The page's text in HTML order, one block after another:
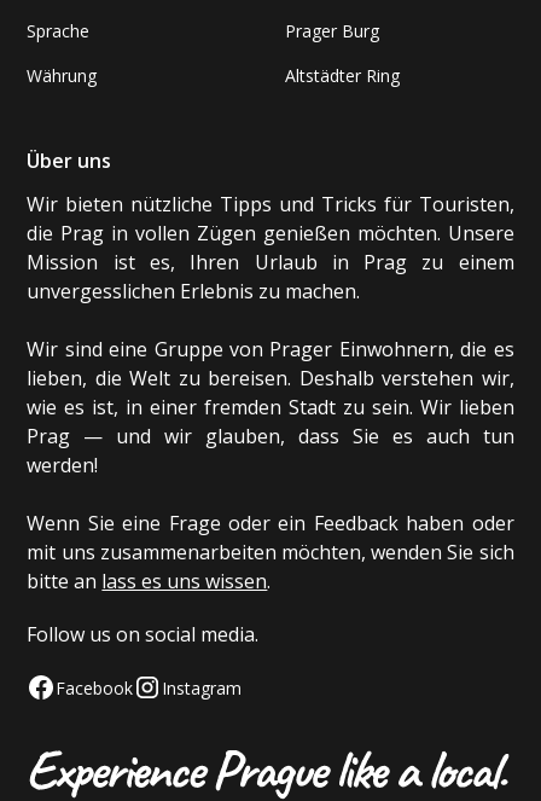
Sprache
Währung
Prager Burg
Altstädter Ring
Über uns
Wir bieten nützliche Tipps und Tricks für Touristen,
die Prag in vollen Zügen genießen möchten. Unsere
Mission ist es, Ihren Urlaub in Prag zu einem
unvergesslichen Erlebnis zu machen.
Wir sind eine Gruppe von Prager Einwohnern, die es
lieben, die Welt zu bereisen. Deshalb verstehen wir,
wie es ist, in einer fremden Stadt zu sein. Wir lieben
Prag — und wir glauben, dass Sie es auch tun
werden!
Wenn Sie eine Frage oder ein Feedback haben oder
mit uns zusammenarbeiten möchten, wenden Sie sich
bitte an lass es uns wissen.
Follow us on social media.
Facebook Instagram